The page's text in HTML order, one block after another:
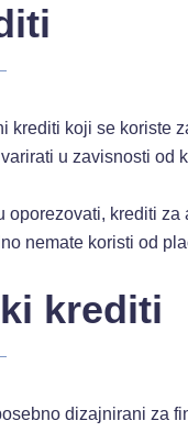
krediti koji se koriste
u zavisnosti od
oporezovati, krediti
nemate koristi od
krediti
dizajnirani za